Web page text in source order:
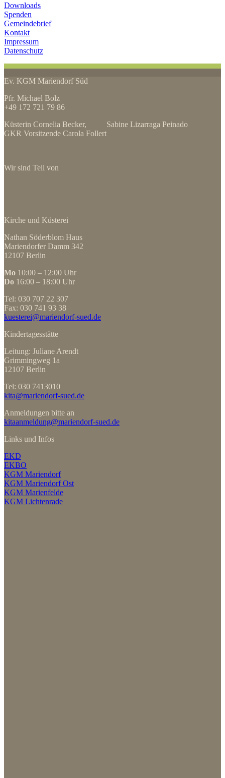
Downloads
Spenden
Gemeindebrief
Kontakt
Impressum
Datenschutz
Ev. KGM Mariendorf Süd
Pfr. Michael Bolz
+49 172 721 79 86
Küsterin Cornelia Becker, Sabine Lizarraga Peinado
GKR Vorsitzende Carola Follert
Wir sind Teil von
Kirche und Küsterei
Nathan Söderblom Haus
Mariendorfer Damm 342
12107 Berlin
Mo 10:00 – 12:00 Uhr
Do 16:00 – 18:00 Uhr
Tel: 030 707 22 307
Fax: 030 741 93 38
kuesterei@mariendorf-sued.de
Kindertagesstätte
Leitung: Juliane Arendt
Grimmingweg 1a
12107 Berlin
Tel: 030 7413010
kita@mariendorf-sued.de
Anmeldungen bitte an
kitaanmeldung@mariendorf-sued.de
Links und Infos
EKD
EKBO
KGM Mariendorf
KGM Mariendorf Ost
KGM Marienfelde
KGM Lichtenrade